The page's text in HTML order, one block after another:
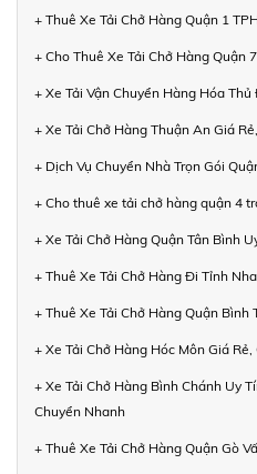
+ Thuê Xe Tải Chở Hàng Quận 1
+ Cho Thuê Xe Tải Chở Hàng Quận
+ Xe Tải Vận Chuyển Hàng Hóa
+ Xe Tải Chở Hàng Thuận An Giá
+ Dịch Vụ Chuyển Nhà Trọn Gói
+ Cho thuê xe tải chở hàng quận 4
+ Xe Tải Chở Hàng Quận Tân Bình
+ Thuê Xe Tải Chở Hàng Đi Tỉnh
+ Thuê Xe Tải Chở Hàng Quận Bình
+ Xe Tải Chở Hàng Hóc Môn Giá
+ Xe Tải Chở Hàng Bình Chánh Uy
Chuyển Nhanh
+ Thuê Xe Tải Chở Hàng Quận Gò